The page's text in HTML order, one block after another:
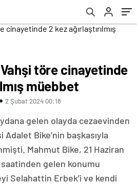
töre cinayetinde
müebbet
2 Şubat 2024 00:18
gelen olayda cezaevinden
Adalet Bike’nin başkasıyla
Mahmut Bike, 21 Haziran
saatinden gelen konumu
Selahattin Erbek’i ve kendi